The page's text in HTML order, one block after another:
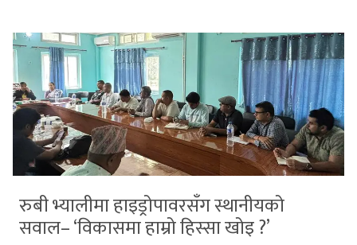
रुबी भ्यालीमा हाइड्रोपावरसँग स्थानीयको
सवाल– ‘विकासमा हाम्रो हिस्सा खोइ ?’